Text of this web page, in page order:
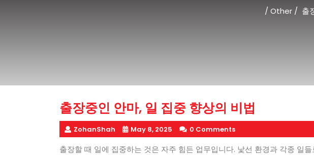
/ Other / 출
출장중인 안마, 일 집중 향상의 비법
ZohanShah May 8, 2025 0 Comments
출장할 때 일에 집중하는 것은 자주 힘든 업무입니다. 낯선 환경과 각종 일